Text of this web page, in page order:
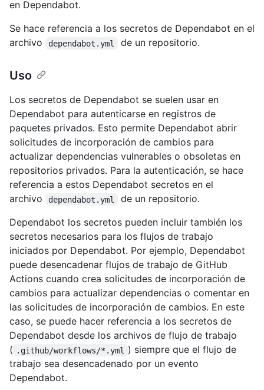
en Dependabot.
Se hace referencia a los secretos de Dependabot en el
archivo
dependabot.yml de un repositorio.
Uso
Los secretos de Dependabot se suelen usar en
Dependabot para autenticarse en registros de
paquetes privados. Esto permite Dependabot abrir
solicitudes de incorporación de cambios para
actualizar dependencias vulnerables o obsoletas en
repositorios privados. Para la autenticación, se hace
referencia a estos Dependabot secretos en el
archivo
dependabot.yml
de un repositorio.
Dependabot los secretos pueden incluir también los
secretos necesarios para los flujos de trabajo
iniciados por Dependabot. Por ejemplo, Dependabot
puede desencadenar flujos de trabajo de GitHub
Actions cuando crea solicitudes de incorporación de
cambios para actualizar dependencias o comentar en
las solicitudes de incorporación de cambios. En este
caso, se puede hacer referencia a los secretos de
Dependabot desde los archivos de flujo de trabajo
( .github/workflows/*.yml
) siempre que el flujo de
trabajo sea desencadenado por un evento
Dependabot.